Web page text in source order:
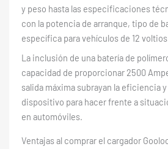
y peso hasta las especificaciones
con la potencia de arranque, tipo de
específica para vehículos de 12
La inclusión de una batería de
capacidad de proporcionar 2500
salida máxima subrayan la eficiencia
dispositivo para hacer frente a
en automóviles.
Ventajas al comprar el cargador